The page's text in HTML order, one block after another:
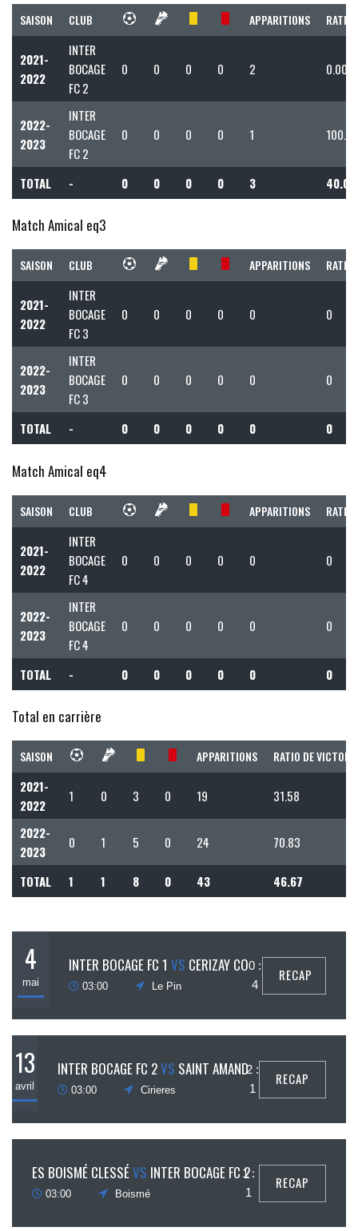
SAISON CLUB APPARITIONS RATIO
2021-
2022
INTER
BOCAGE
FC 2
0 0 0 0 2 0.00
2022-
2023
INTER
BOCAGE
FC 2
0 0 0 0 1 100.00
TOTAL - 0 0 0 0 3 40.00
Match Amical eq3
SAISON CLUB APPARITIONS RATIO
2021-
2022
INTER
BOCAGE
FC 3
0 0 0 0 0 0
2022-
2023
INTER
BOCAGE
FC 3
0 0 0 0 0 0
TOTAL - 0 0 0 0 0 0
Match Amical eq4
SAISON CLUB APPARITIONS RATIO
2021-
2022
INTER
BOCAGE
FC 4
0 0 0 0 0 0
2022-
2023
INTER
BOCAGE
FC 4
0 0 0 0 0 0
TOTAL - 0 0 0 0 0 0
Total en carrière
SAISON APPARITIONS RATIO DE VICTOIRE
2021-
2022
1 0 3 0 19 31.58
2022-
2023
0 1 5 0 24 70.83
TOTAL 1 1 8 0 43 46.67
4
mai
INTER BOCAGE FC 1 VS CERIZAY CO
03:00 Le Pin
0 :
4
RECAP
13
avril
INTER BOCAGE FC 2VS SAINT AMAND
03:00 Cirieres
2 :
1
RECAP
ES BOISMÉ CLESSÉVS INTER BOCAGE FC 2
03:00 Boismé
1 :
1
RECAP